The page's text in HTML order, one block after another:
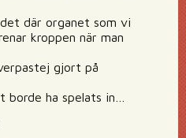
där organet som vi
kroppen när man
gjort på
borde ha spelats in…